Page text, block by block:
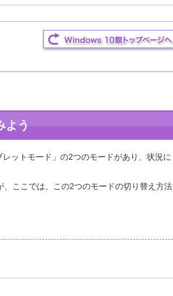
よう
ットモード」の2つのモードがあり、状況に
ここでは、この2つのモードの切り替え方法